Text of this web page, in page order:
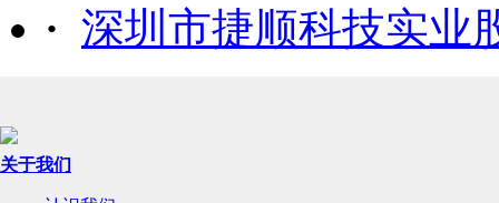
· 深圳市捷顺科技实业
关于我们